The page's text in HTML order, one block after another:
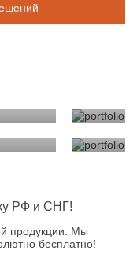
РФ и СНГ!
продукции. Мы
бесплатно!